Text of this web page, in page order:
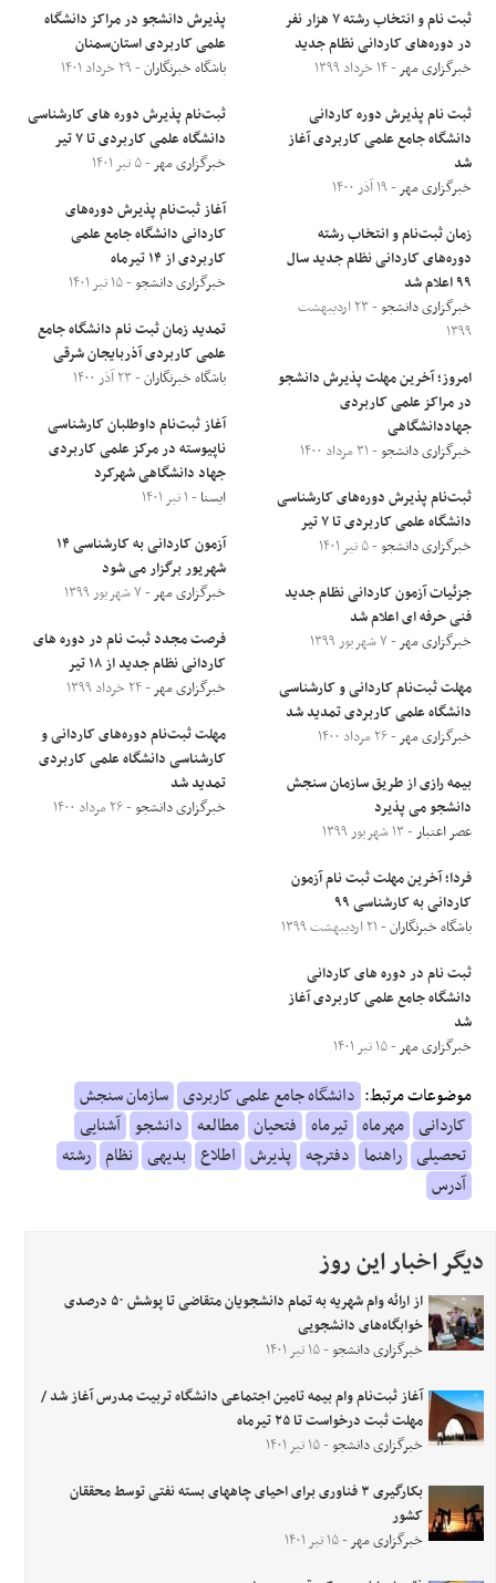
ثبت نام و انتخاب رشته ۷ هزار نفر
در دوره‌های کاردانی نظام جدید
خبرگزاری مهر- ۱۴ خرداد ۱۳۹۹
ثبت نام پذیرش دوره کاردانی
دانشگاه جامع علمی کاربردی آغاز
شد
خبرگزاری مهر- ۱۹ آذر ۱۴۰۰
زمان ثبت‌نام و انتخاب رشته
دوره‌های کاردانی نظام جدید سال
۹۹ اعلام شد
خبرگزاری دانشجو
- ۲۳ اردیبهشت
۱۳۹۹
امروز؛ آخرین مهلت پذیرش دانشجو
در مراکز علمی کاربردی
جهاددانشگاهی
خبرگزاری دانشجو- ۳۱ مرداد ۱۴۰۰
ثبت‌نام پذیرش دوره‌های کارشناسی
دانشگاه علمی کاربردی تا ۷ تیر
خبرگزاری دانشجو- ۵ تیر ۱۴۰۱
جزئیات آزمون کاردانی نظام جدید
فنی حرفه ای اعلام شد
خبرگزاری مهر- ۷ شهریور ۱۳۹۹
مهلت ثبت‌نام کاردانی و کارشناسی
دانشگاه علمی کاربردی تمدید شد
خبرگزاری مهر- ۲۶ مرداد ۱۴۰۰
بیمه رازی از طریق سازمان سنجش
دانشجو می پذیرد
عصر اعتبار- ۱۳ شهریور ۱۳۹۹
فردا؛ آخرین مهلت ثبت نام آزمون
کاردانی به کارشناسی ۹۹
باشگاه خبرنگاران- ۲۱ اردیبهشت ۱۳۹۹
ثبت نام در دوره های کاردانی
دانشگاه جامع علمی کاربردی آغاز
شد
خبرگزاری مهر- ۱۵ تیر ۱۴۰۱
پذیرش دانشجو در مراکز دانشگاه
علمی کاربردی استان‌سمنان
باشگاه خبرنگاران- ۲۹ خرداد ۱۴۰۱
ثبت‌نام پذیرش دوره های کارشناسی
دانشگاه علمی کاربردی تا ۷ تیر
خبرگزاری مهر- ۵ تیر ۱۴۰۱
آغاز ثبت‌نام پذیرش دوره‌های
کاردانی دانشگاه جامع علمی
کاربردی از ۱۴ تیرماه
خبرگزاری دانشجو- ۱۵ تیر ۱۴۰۱
تمدید زمان ثبت نام دانشگاه جامع
علمی کاربردی آذربایجان شرقی
باشگاه خبرنگاران- ۲۳ آذر ۱۴۰۰
آغاز ثبت‌نام داوطلبان کارشناسی
ناپیوسته در مرکز علمی کاربردی
جهاد دانشگاهی شهرکرد
ایسنا - ۱ تیر ۱۴۰۱
آزمون کاردانی به کارشناسی ۱۴
شهریور برگزار می شود
خبرگزاری مهر- ۷ شهریور ۱۳۹۹
فرصت مجدد ثبت نام در دوره های
کاردانی نظام جدید از ۱۸ تیر
خبرگزاری مهر- ۲۴ خرداد ۱۳۹۹
مهلت ثبت‌نام دوره‌های کاردانی و
کارشناسی دانشگاه علمی کاربردی
تمدید شد
خبرگزاری دانشجو- ۲۶ مرداد ۱۴۰۰
موضوعات مرتبط: دانشگاه جامع علمی کاربردی سازمان سنجش
کاردانی مهرماه تیرماه فتحیان مطالعه دانشجو آشنایی
تحصیلی راهنما دفترچه پذیرش اطلاع بدیهی نظام رشته
آدرس
دیگر اخبار این روز
از ارائه وام شهریه به تمام دانشجویان متقاضی تا پوشش ۵۰ درصدی
خوابگاه‌های دانشجویی
خبرگزاری دانشجو- ۱۵ تیر ۱۴۰۱
آغاز ثبت‌نام وام بیمه تامین اجتماعی دانشگاه تربیت مدرس آغاز شد /
مهلت ثبت درخواست تا ۲۵ تیرماه
خبرگزاری دانشجو- ۱۵ تیر ۱۴۰۱
بکارگیری ۳ فناوری برای احیای چاههای بسته نفتی توسط محققان
کشور
خبرگزاری مهر- ۱۵ تیر ۱۴۰۱